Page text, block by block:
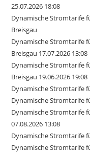
25.07.2026 18:08
Dynamische Stromtarife
Breisgau
Dynamische Stromtarife
Breisgau 17.07.2026 13:08
Dynamische Stromtarife
Breisgau 19.06.2026 19:08
Dynamische Stromtarife
Dynamische Stromtarife
Dynamische Stromtarife
07.08.2026 13:08
Dynamische Stromtarife
Dynamische Stromtarife